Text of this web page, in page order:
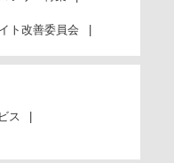
ト改善委員会
ス